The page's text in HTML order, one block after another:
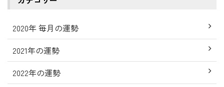
2020年 毎月の運勢
2021年の運勢
2022年の運勢